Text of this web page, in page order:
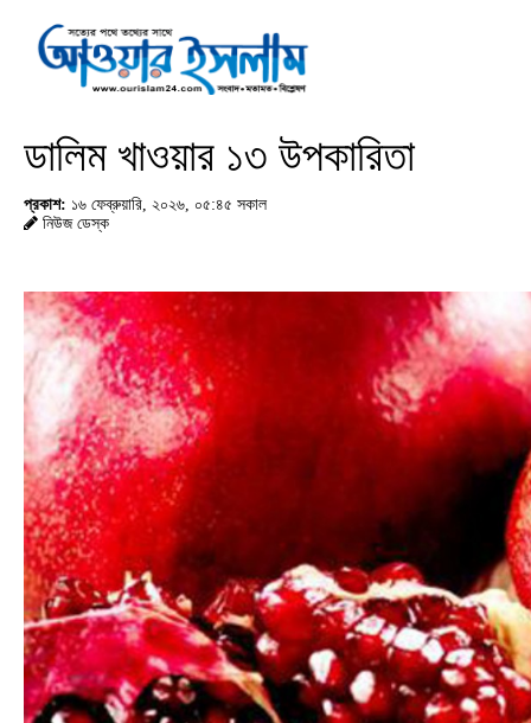
ডালিম খাওয়ার ১৩ উপকারিতা
প্রকাশ: ১৬ ফেব্রুয়ারি, ২০২৬, ০৫:৪৫ সকাল
নিউজ ডেস্ক